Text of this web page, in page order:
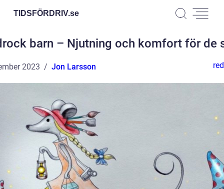
TIDSFÖRDRIV.se
barn – Njutning och komfort för de
2023 Jon Larsson